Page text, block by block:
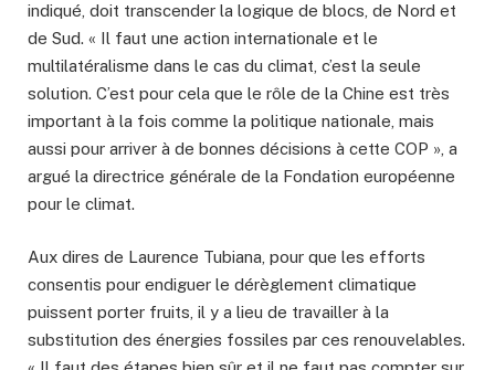
indiqué, doit transcender la logique de blocs, de Nord et
de Sud. « Il faut une action internationale et le
multilatéralisme dans le cas du climat, c’est la seule
solution. C’est pour cela que le rôle de la Chine est très
important à la fois comme la politique nationale, mais
aussi pour arriver à de bonnes décisions à cette COP », a
argué la directrice générale de la Fondation européenne
pour le climat.
Aux dires de Laurence Tubiana, pour que les efforts
consentis pour endiguer le dérèglement climatique
puissent porter fruits, il y a lieu de travailler à la
substitution des énergies fossiles par ces renouvelables.